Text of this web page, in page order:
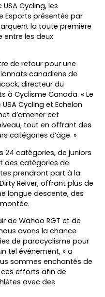
Cycling, les
Esports présentés par
la toute première
entre les deux
de retour pour une
canadiens de
directeur du
à Cyclisme Canada. « Le
Cycling et Echelon
d’amener cet
tout en offrant des
catégories d’âge. »
24 catégories, de juniors
des catégories de
prendront part à la
Reiver, offrant plus de
longue descente, des
de Wahoo RGT et de
avons la chance
de paracyclisme pour
tel événement, » a
sommes enchantés de
efforts afin de
avec des